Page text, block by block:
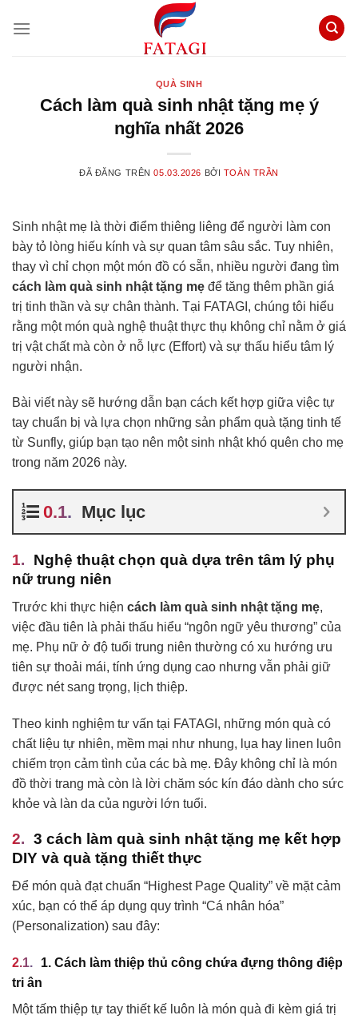
đến
QUÀ SINH
Cách làm quà sinh nhật tặng mẹ ý
nghĩa nhất 2026
ĐÃ ĐĂNG TRÊN05.03.2026 BỞI TOÀN TRẦN
Sinh nhật mẹ là thời điểm thiêng liêng để người làm con
bày tỏ lòng hiếu kính và sự quan tâm sâu sắc. Tuy nhiên,
thay vì chỉ chọn một món đồ có sẵn, nhiều người đang tìm
cách làm quà sinh nhật tặng mẹ để tăng thêm phần giá
trị tinh thần và sự chân thành. Tại FATAGI, chúng tôi hiểu
rằng một món quà nghệ thuật thực thụ không chỉ nằm ở giá
trị vật chất mà còn ở nỗ lực (Effort) và sự thấu hiểu tâm lý
người nhận.
Bài viết này sẽ hướng dẫn bạn cách kết hợp giữa việc tự
tay chuẩn bị và lựa chọn những sản phẩm quà tặng tinh tế
từ Sunfly, giúp bạn tạo nên một sinh nhật khó quên cho mẹ
trong năm 2026 này.
Mục lục
Nghệ thuật chọn quà dựa trên tâm lý phụ
nữ trung niên
Trước khi thực hiện cách làm quà sinh nhật tặng mẹ,
việc đầu tiên là phải thấu hiểu “ngôn ngữ yêu thương” của
mẹ. Phụ nữ ở độ tuổi trung niên thường có xu hướng ưu
tiên sự thoải mái, tính ứng dụng cao nhưng vẫn phải giữ
được nét sang trọng, lịch thiệp.
Theo kinh nghiệm tư vấn tại FATAGI, những món quà có
chất liệu tự nhiên, mềm mại như nhung, lụa hay linen luôn
chiếm trọn cảm tình của các bà mẹ. Đây không chỉ là món
đồ thời trang mà còn là lời chăm sóc kín đáo dành cho sức
khỏe và làn da của người lớn tuổi.
3 cách làm quà sinh nhật tặng mẹ kết hợp
DIY và quà tặng thiết thực
Để món quà đạt chuẩn “Highest Page Quality” về mặt cảm
xúc, bạn có thể áp dụng quy trình “Cá nhân hóa”
(Personalization) sau đây:
1. Cách làm thiệp thủ công chứa đựng thông điệp
tri ân
Một tấm thiệp tự tay thiết kế luôn là món quà đi kèm giá trị